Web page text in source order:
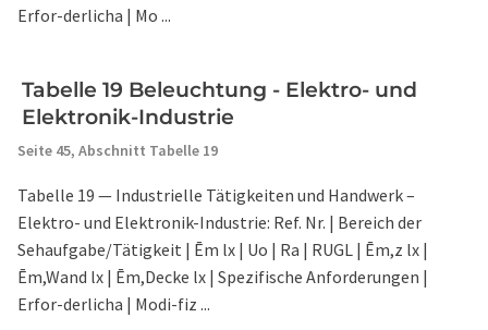
Erfor-derlicha | Mo ...
Tabelle 19 Beleuchtung - Elektro- und
Elektronik-Industrie
Seite 45, Abschnitt Tabelle 19
Tabelle 19 — Industrielle Tätigkeiten und Handwerk –
Elektro- und Elektronik-Industrie: Ref. Nr. | Bereich der
Sehaufgabe/Tätigkeit | Ēm lx | Uo | Ra | RUGL | Ēm,z lx |
Ēm,Wand lx | Ēm,Decke lx | Spezifische Anforderungen |
Erfor-derlicha | Modi-fiz ...